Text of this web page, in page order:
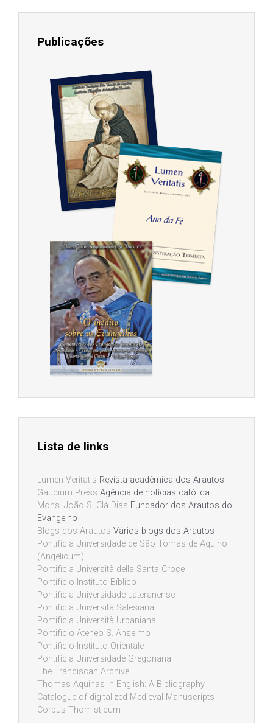
Publicações
Lista de links
Lumen Veritatis Revista acadêmica dos Arautos
Gaudium Press Agência de notícias católica
Mons. João S. Clá Dias Fundador dos Arautos do
Evangelho
Blogs dos Arautos Vários blogs dos Arautos
Pontifícia Universidade de São Tomás de Aquino
(Angelicum)
Pontificia Università della Santa Croce
Pontifício Instituto Bíblico
Pontifícia Universidade Lateranense
Pontificia Università Salesiana
Pontificia Università Urbaniana
Pontificio Ateneo S. Anselmo
Pontificio Instituto Orientale
Pontifícia Universidade Gregoriana
The Franciscan Archive
Thomas Aquinas in English: A Bibliography
Catalogue of digitalized Medieval Manuscripts
Corpus Thomisticum